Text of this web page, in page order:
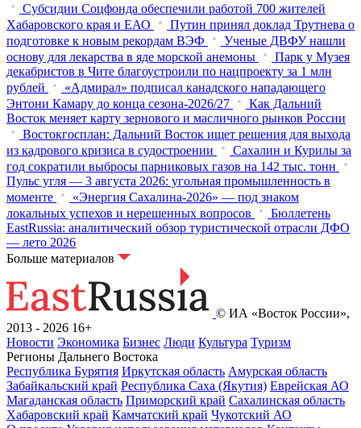
Субсидии Соцфонда обеспечили работой 700 жителей
Хабаровского края и ЕАО
Путин принял доклад Трутнева о
подготовке к новым рекордам ВЭФ
Ученые ДВФУ нашли
основу для лекарства в яде морской анемоны
Парк у Музея
декабристов в Чите благоустроили по нацпроекту за 1 млн
рублей
«Адмирал» подписал канадского нападающего
Энтони Камару до конца сезона-2026/27
Как Дальний
Восток меняет карту зернового и масличного рынков России
Востокгосплан: Дальний Восток ищет решения для выхода
из кадрового кризиса в судостроении
Сахалин и Курилы за
год сократили выбросы парниковых газов на 142 тыс. тонн
Пульс угля — 3 августа 2026: угольная промышленность в
моменте
«Энергия Сахалина-2026» — под знаком
локальных успехов и нерешенных вопросов
Бюллетень
EastRussia: аналитический обзор туристической отрасли ДФО
— лето 2026
Больше материалов
© ИА «Восток России»,
2013 - 2026 16+
Новости Экономика Бизнес Люди Культура Туризм
Регионы Дальнего Востока
Республика Бурятия Иркутская область Амурская область
Забайкальский край Республика Саха (Якутия) Еврейская АО
Магаданская область Приморский край Сахалинская область
Хабаровский край Камчатский край Чукотский АО